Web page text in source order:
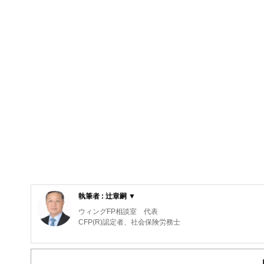
執筆者 : 辻章嗣 ▼
ウィングFP相談室 代表
CFP(R)認定者、社会保険労務士
元航空自衛隊の戦闘機パイロット。在職中にCFP(R)、社